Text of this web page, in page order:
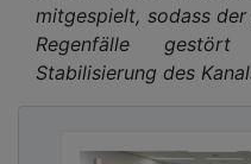
mitgespielt, sodass
Regenfälle
Stabilisierung des